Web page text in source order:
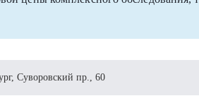
Суворовский пр., 60